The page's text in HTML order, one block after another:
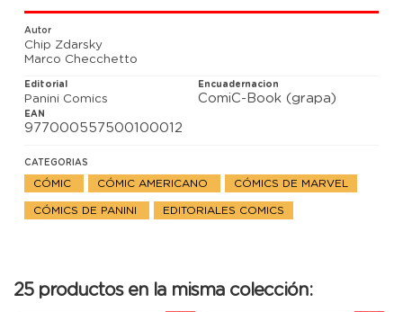
Autor
Chip Zdarsky
Marco Checchetto
Editorial
Panini Comics
Encuadernacion
ComiC-Book (grapa)
EAN
977000557500100012
CATEGORIAS
CÓMIC CÓMIC AMERICANO CÓMICS DE MARVEL
CÓMICS DE PANINI EDITORIALES COMICS
25 productos en la misma colección: